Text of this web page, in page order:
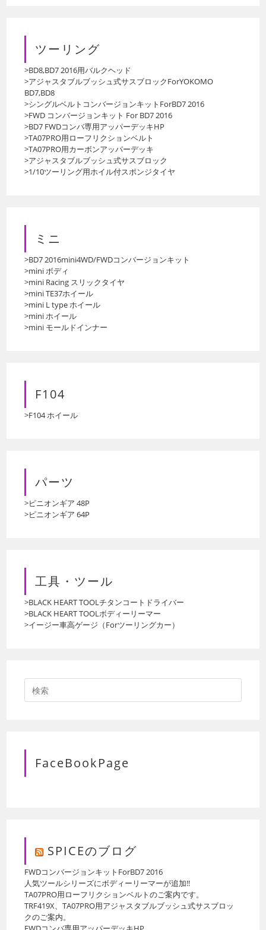
ツーリング
>BD8,BD7 2016用バルクヘッド
>アジャスタブルブッシュ式サスブロックForYOKOMO
BD7,BD8
>シングルベルトコンバージョンキットForBD7 2016
>FWD コンバージョンキット For BD7 2016
>BD7 FWDコンバ専用アッパーデッキHP
>TA07PRO用ローフリクションベルト
>TA07PRO用カーボンアッパーデッキ
>アジャスタブルブッシュ式サスブロック
>1/10ツーリング用ホイル付スポンジタイヤ
ミニ
>BD7 2016mini4WD/FWDコンバージョンキット
>mini ボディ
>mini Racing スリックタイヤ
>mini TE37ホイール
>mini L type ホイール
>mini ホイール
>mini モールドインナー
F104
>F104 ホイール
パーツ
>ピニオンギア 48P
>ピニオンギア 64P
工具・ツール
>BLACK HEART TOOLチタンコートドライバー
>BLACK HEART TOOLボディーリーマー
>イージー車高ゲージ（Forツーリングカー）
FaceBookPage
SPICEのブログ
FWDコンバージョンキットForBD7 2016
人気ツールシリーズにボディーリーマーが追加!!
TA07PRO用ローフリクションベルトのご案内です。
TRF419X、TA07PRO用アジャスタブルブッシュ式サスブロッ
クのご案内。